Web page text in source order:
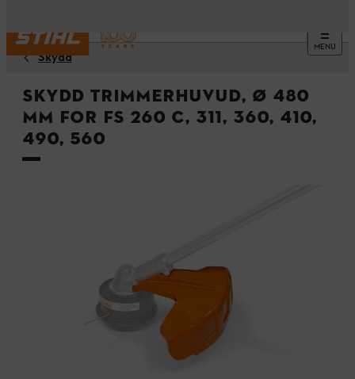
MENU
Skydd
Skydd trimmerhuvud, Ø 480
mm for FS 260 C, 311, 360, 410,
490, 560